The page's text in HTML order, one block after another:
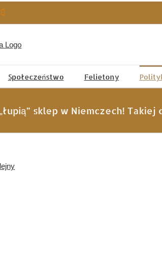
Społeczeństwo Felietony
sklep w Niemczech! Takiej